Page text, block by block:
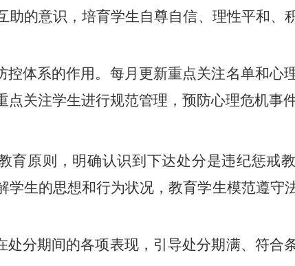
助的意识，培育学生自尊自信、理性平和、
体系的作用。每月更新重点关注名单和心
点关注学生进行规范管理，预防心理危机事件
育原则，明确认识到下达处分是违纪惩戒
生的思想和行为状况，教育学生模范遵守
分期间的各项表现，引导处分期满、符合